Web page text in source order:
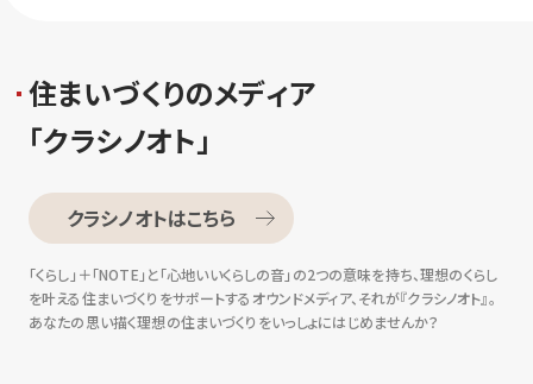
住まいづくりのメディア
「クラシノオト 」
クラシノオトはこちら
「くらし」＋「NOTE」と「心地いいくらしの音」の2つの意味を持ち、理想のくらし
を叶える住まいづくりをサポートするオウンドメディア、それが『クラシノオト』。
あなたの思い描く理想の住まいづくりをいっしょにはじめませんか？